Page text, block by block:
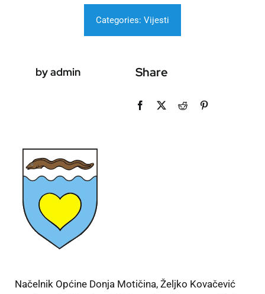
Categories: Vijesti
by admin Share
Načelnik Općine Donja Motičina, Željko Kovačević